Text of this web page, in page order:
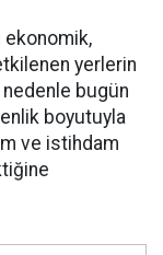
ekonomik,
yerlerin
nedenle bugün
boyutuyla
ve istihdam